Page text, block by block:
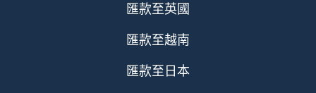
匯款至英國
匯款至越南
匯款至日本